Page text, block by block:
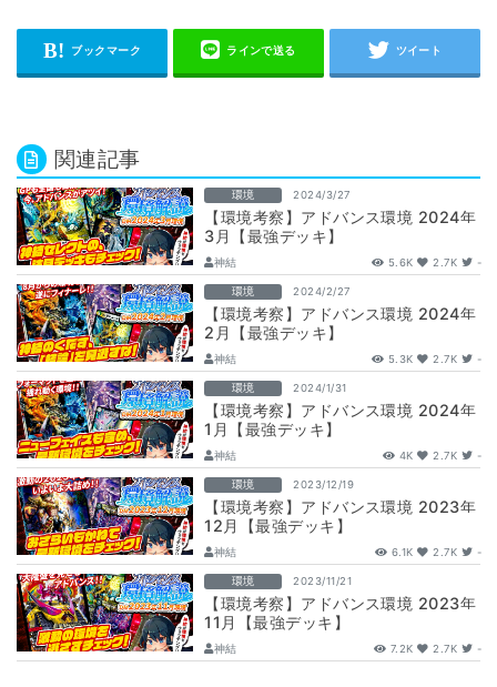
関連記事
環境 2024/3/27
【環境考察】アドバンス環境 2024年
3月【最強デッキ】
神結 5.6K 2.7K -
環境 2024/2/27
【環境考察】アドバンス環境 2024年
2月【最強デッキ】
神結 5.3K 2.7K -
環境 2024/1/31
【環境考察】アドバンス環境 2024年
1月【最強デッキ】
神結 4K 2.7K -
環境 2023/12/19
【環境考察】アドバンス環境 2023年
12月【最強デッキ】
神結 6.1K 2.7K -
環境 2023/11/21
【環境考察】アドバンス環境 2023年
11月【最強デッキ】
神結 7.2K 2.7K -